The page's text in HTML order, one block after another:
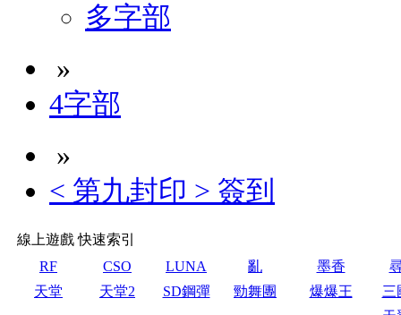
多字部
»
4字部
»
< 第九封印 > 簽到
線上遊戲 快速索引
RF
CSO LUNA 亂 墨香
天堂
天堂2 SD鋼彈 勁舞團 爆爆王
三